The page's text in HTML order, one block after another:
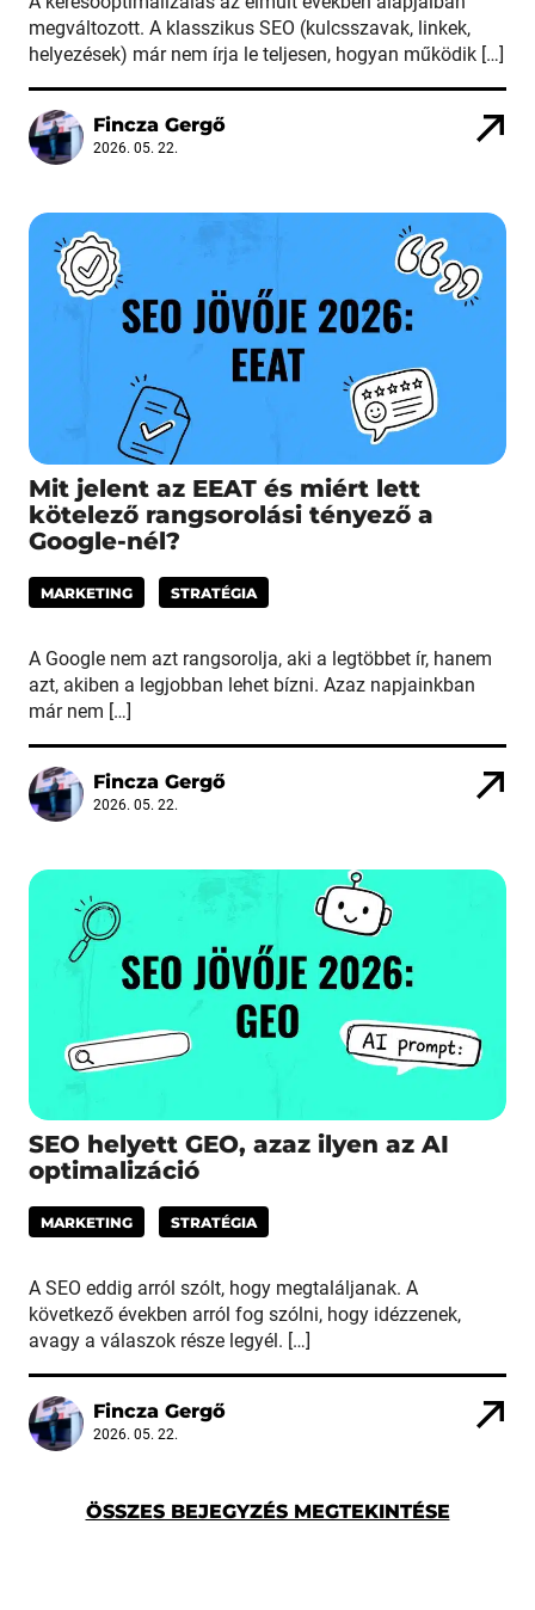
megváltozott. A klasszikus SEO (kulcsszavak, linkek,
helyezések) már nem írja le teljesen, hogyan működik […]
Fincza Gergő
2026. 05. 22.
Mit jelent az EEAT és miért lett
kötelező rangsorolási tényező a
Google-nél?
MARKETING STRATÉGIA
A Google nem azt rangsorolja, aki a legtöbbet ír, hanem
azt, akiben a legjobban lehet bízni. Azaz napjainkban
már nem […]
Fincza Gergő
2026. 05. 22.
SEO helyett GEO, azaz ilyen az AI
optimalizáció
MARKETING STRATÉGIA
A SEO eddig arról szólt, hogy megtaláljanak. A
következő években arról fog szólni, hogy idézzenek,
avagy a válaszok része legyél. […]
Fincza Gergő
2026. 05. 22.
ÖSSZES BEJEGYZÉS MEGTEKINTÉSE